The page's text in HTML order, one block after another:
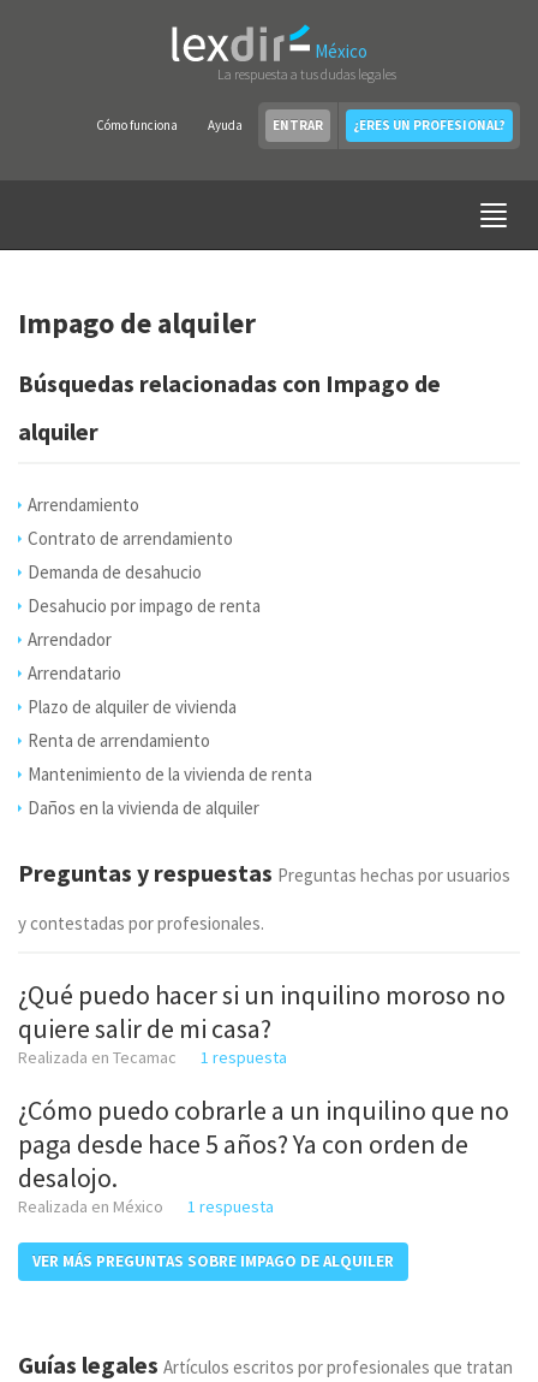
México
La respuesta a tus dudas legales
Cómo funciona Ayuda ENTRAR ¿ERES UN PROFESIONAL?
Impago de alquiler
Búsquedas relacionadas con Impago de
alquiler
Arrendamiento
Contrato de arrendamiento
Demanda de desahucio
Desahucio por impago de renta
Arrendador
Arrendatario
Plazo de alquiler de vivienda
Renta de arrendamiento
Mantenimiento de la vivienda de renta
Daños en la vivienda de alquiler
Preguntas y respuestas Preguntas hechas por usuarios
y contestadas por profesionales.
¿Qué puedo hacer si un inquilino moroso no
quiere salir de mi casa?
Realizada en Tecamac 1 respuesta
¿Cómo puedo cobrarle a un inquilino que no
paga desde hace 5 años? Ya con orden de
desalojo.
Realizada en México 1 respuesta
VER MÁS PREGUNTAS SOBRE IMPAGO DE ALQUILER
Guías legales Artículos escritos por profesionales que tratan